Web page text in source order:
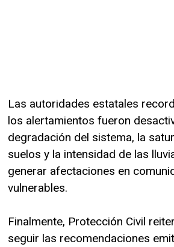
Las autoridades estatales
los alertamientos fueron
degradación del sistema, la
suelos y la intensidad de las
generar afectaciones en
vulnerables.
Finalmente, Protección Civil
seguir las recomendaciones